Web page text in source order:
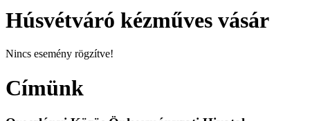
Húsvétváró kézműves vásár
Nincs esemény rögzítve!
Címünk